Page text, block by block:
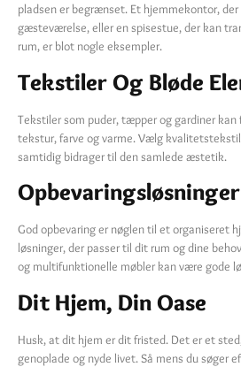
pladsen er begrænset. Et hjemmekontor, der
gæsteværelse, eller en spisestue, der kan
rum, er blot nogle eksempler.
Tekstiler Og Bløde
Tekstiler som puder, tæpper og gardiner
tekstur, farve og varme. Vælg
samtidig bidrager til den samlede æstetik.
Opbevaringsløsninger
God opbevaring er nøglen til et organiseret
løsninger, der passer til dit rum og dine
og multifunktionelle møbler kan være gode
Dit Hjem, Din Oase
Husk, at dit hjem er dit fristed. Det er et
genoplade og nyde livet. Så mens du søger